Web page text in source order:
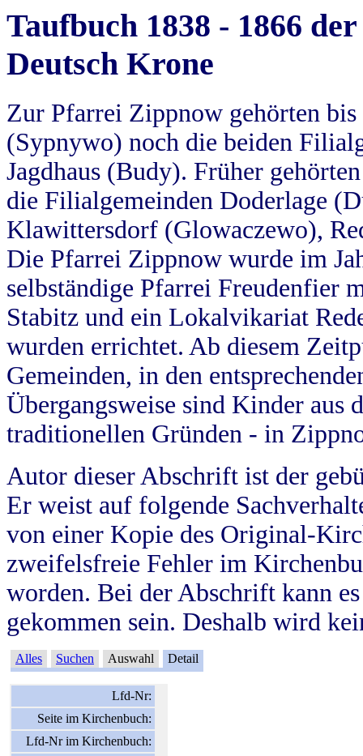
Taufbuch 1838 - 1866
Deutsch Krone
Zur Pfarrei Zippnow gehörten
(Sypnywo) noch die beiden
Jagdhaus (Budy). Früher
die Filialgemeinden Doderlage
Klawittersdorf (Glowaczewo),
Die Pfarrei Zippnow wurde im
selbständige Pfarrei Freudenfier
Stabitz und ein Lokalvikariat
wurden errichtet. Ab diesem
Gemeinden, in den
Übergangsweise sind Kinder aus
traditionellen Gründen - in
Autor dieser Abschrift ist der
Er weist auf folgende
von einer Kopie des Original-
zweifelsfreie Fehler im
worden. Bei der Abschrift kann
gekommen sein. Deshalb wird
Alles Suchen Auswahl Detail
Lfd-Nr:
Seite im Kirchenbuch:
Lfd-Nr im Kirchenbuch: